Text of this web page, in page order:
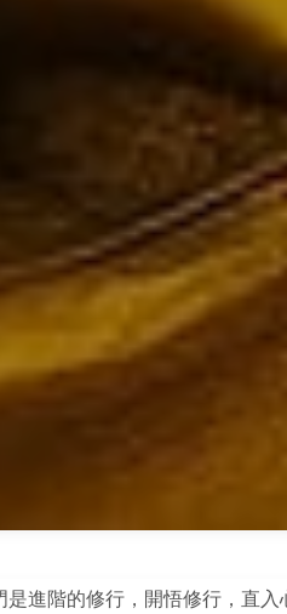
進階的修行，開悟修行，直入